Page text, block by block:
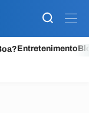
Entretenimento